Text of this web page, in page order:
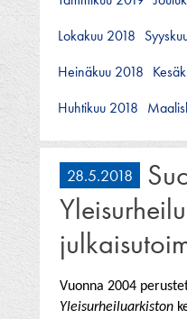
Lokakuu 2018
Heinäkuu 2018
Huhtikuu 2018
28.5.2018
Vuonna 2004
Yleisurheiluarkiston